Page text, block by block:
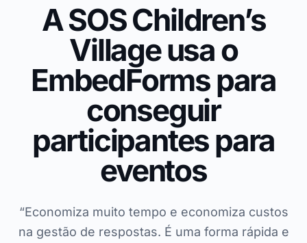
A SOS Children’s
Village usa o
EmbedForms para
conseguir
participantes para
eventos
“Economiza muito tempo e economiza custos
na gestão de respostas. É uma forma rápida e